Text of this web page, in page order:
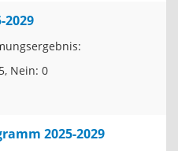
2029
Nein: 0
2025-2029